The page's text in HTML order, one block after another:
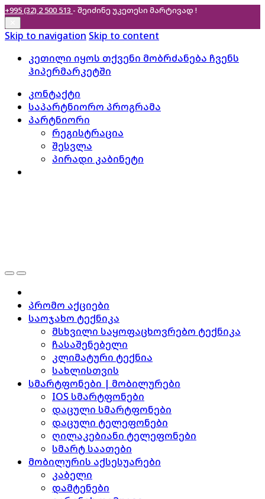
+995 (32) 2 500 513 - შეიძინე უკეთესი მარტივად !
Skip to navigation Skip to content
კეთილი იყოს თქვენი მობრძანება ჩვენს
ჰიპერმარკეტში
კონტაქტი
საპარტნიორო პროგრამა
პარტნიორი
რეგისტრაცია
შესვლა
პირადი კაბინეტი
პრომო აქციები
საოჯახო ტექნიკა
მსხვილი საყოფაცხოვრებო ტექნიკა
ჩასაშენებელი
კლიმატური ტექნია
სახლისთვის
სმარტფონები | მობილურები
IOS სმარტფონები
დაცული სმარტფონები
დაცული ტელეფონები
ღილაკებიანი ტელეფონები
სმარტ საათები
მობილურის აქსესუარები
კაბელი
დამტენები